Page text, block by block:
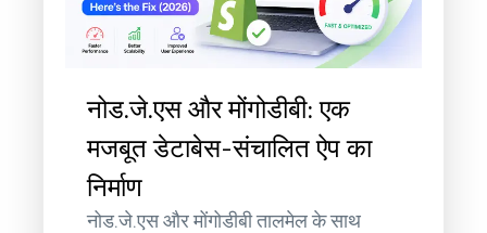
नोड.जे.एस और मोंगोडीबी: एक
मजबूत डेटाबेस-संचालित ऐप का
निर्माण
नोड.जे.एस और मोंगोडीबी तालमेल के साथ